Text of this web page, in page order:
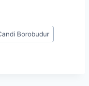
Borobudur